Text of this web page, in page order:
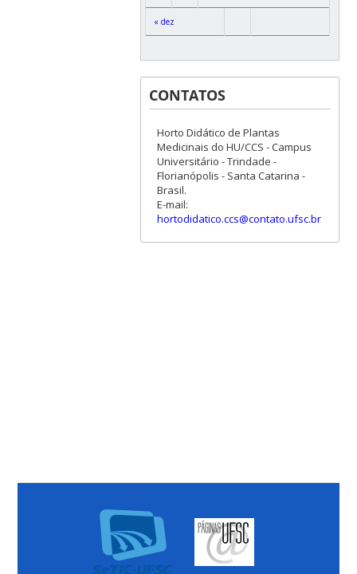
« dez
CONTATOS
Horto Didático de Plantas
Medicinais do HU/CCS - Campus
Universitário - Trindade -
Florianópolis - Santa Catarina -
Brasil.
E-mail:
hortodidatico.ccs@contato.ufsc.br